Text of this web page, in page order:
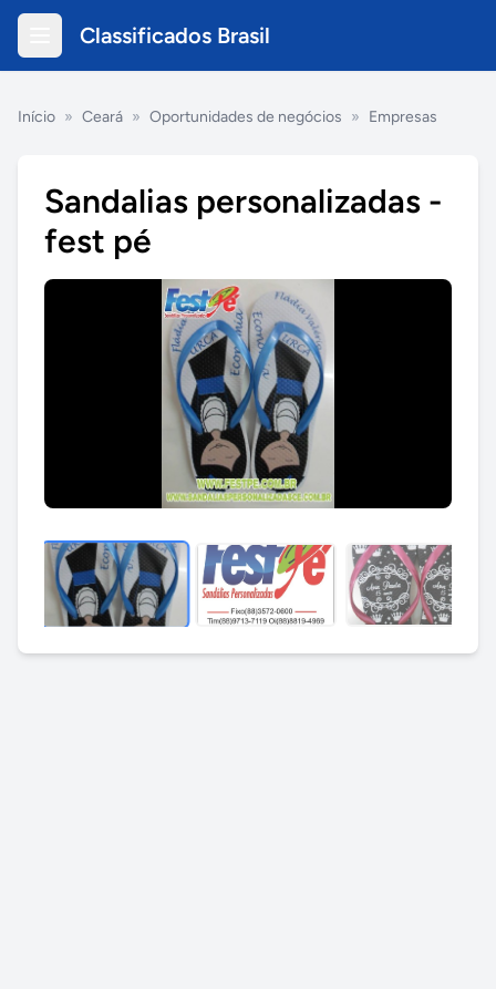
Classificados Brasil
Início » Ceará » Oportunidades de negócios » Empresas
Sandalias personalizadas -
fest pé